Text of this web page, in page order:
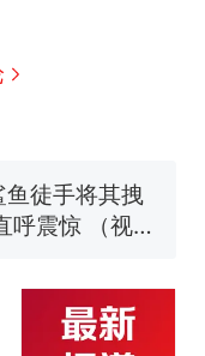
发现鸡枞菌
它长大：挖了
传话劝弃考
回家”改写了